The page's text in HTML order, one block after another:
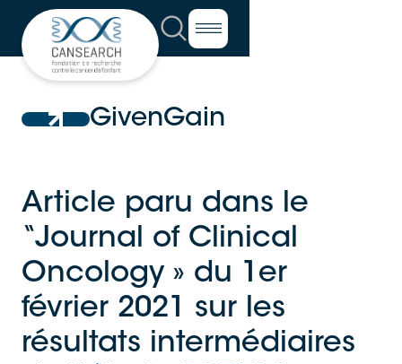
GivenGain
Article paru dans le
“Journal of Clinical
Oncology » du 1er
février 2021 sur les
résultats intermédiaires